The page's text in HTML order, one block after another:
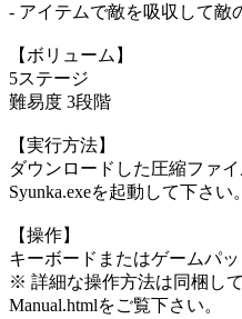
- アイテムで敵を吸収して敵
【ボリューム】
5ステージ
難易度 3段階
【実行方法】
ダウンロードした圧縮ファ
Syunka.exeを起動して下さい。
【操作】
キーボードまたはゲームパッ
※ 詳細な操作方法は同梱し
Manual.htmlをご覧下さい。